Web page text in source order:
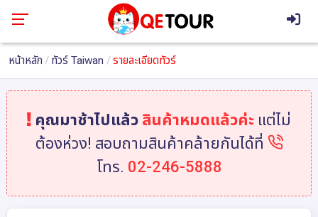
หน้าหลัก ทัวร์ Taiwan รายละเอียดทัวร์
คุณมาช้าไปแล้ว สินค้าหมดแล้วค่ะ แต่ไม่
ต้องห่วง! สอบถามสินค้าคล้ายกันได้ที่
โทร. 02-246-5888